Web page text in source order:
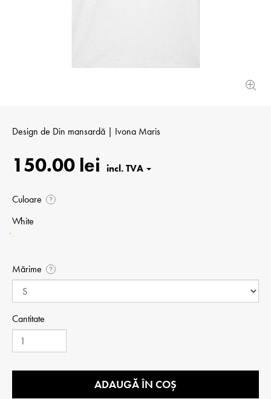
Design de Din mansardă | Ivona Maris
150.00 lei
Culoare ?
White
Mărime ?
Cantitate
ADAUGĂ ÎN COȘ